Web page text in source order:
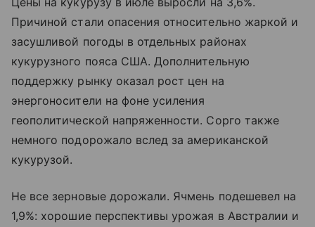
Причиной стали опасения относительно жаркой и
засушливой погоды в отдельных районах
кукурузного пояса США. Дополнительную
поддержку рынку оказал рост цен на
энергоносители на фоне усиления
геополитической напряженности. Сорго также
немного подорожало вслед за американской
кукурузой.
Не все зерновые дорожали. Ячмень подешевел на
1,9%: хорошие перспективы урожая в Австралии и